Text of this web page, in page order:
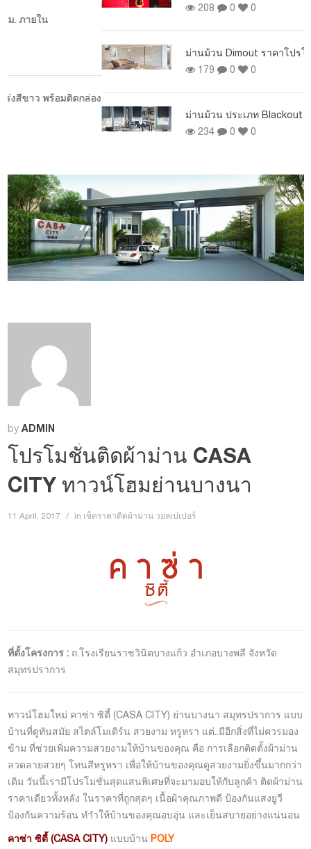
208
0 0
ม่านม้วน Dimout ราคาโปรโมชั่น
179
0 0
ม่านม้วน ประเภท Blackout ราคาโปรโมชั่น
234
0 0
by ADMIN
โปรโมชั่นติดผ้าม่าน CASA
CITY ทาวน์โฮมย่านบางนา
11 April, 2017 in เช็คราคาติดผ้าม่าน วอลเปเปอร์
ที่ตั้งโครงการ : ถ.โรงเรียนราชวินิตบางแก้ว อำเภอบางพลี จังหวัด
สมุทรปราการ
ทาวน์โฮมใหม่ คาซ่า ซิตี้ (CASA CITY) ย่านบางนา สมุทรปราการ แบบ
บ้านที่ดูทันสมัย สไตล์โมเดิร์น สวยงาม หรูหรา แต่..มีอีกสิ่งที่ไม่ควรมอง
ข้าม ที่ช่วยเพิ่มความสวยงามให้บ้านของคุณ คือ การเลือกติดตั้งผ้าม่าน
ลวดลายสวยๆ โทนสีหรูหรา เพื่อให้บ้านของคุณดูสวยงามยิ่งขึ้นมากกว่า
เดิม วันนี้เรามีโปรโมชั่นสุดแสนพิเศษที่จะมามอบให้กับลูกค้า ติดผ้าม่าน
ราคาเดียวทั้งหลัง ในราคาที่ถูกสุดๆ เนื้อผ้าคุณภาพดี ป้องกันแสงยูวี
ป้องกันความร้อน ทำำให้บ้านของคุณอบอุ่น และเย็นสบายอย่างแน่นอน
คาซ่า ซิตี้ (CASA CITY) แบบบ้าน POLY